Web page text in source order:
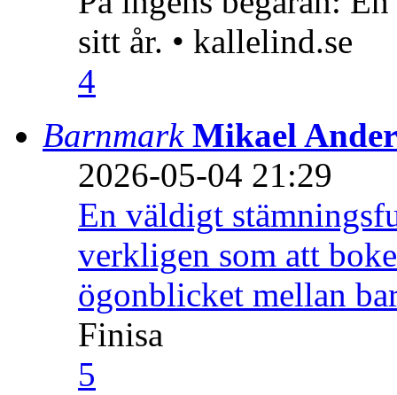
sitt år. • kallelind.se
4
Barnmark Mikael
2026-05-04 21:29
En väldigt
verkligen som att
ögonblicket mellan
Finisa
5